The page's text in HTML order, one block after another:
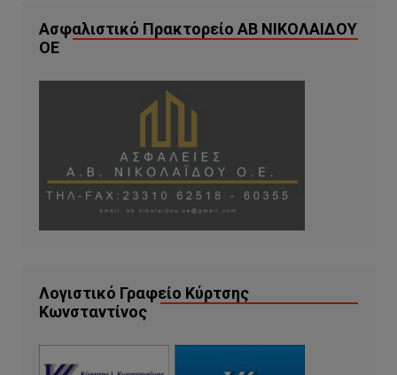
Ασφαλιστικό Πρακτορείο ΑΒ ΝΙΚΟΛΑΙΔΟΥ
ΟΕ
Λογιστικό Γραφείο Κύρτσης
Κωνσταντίνος